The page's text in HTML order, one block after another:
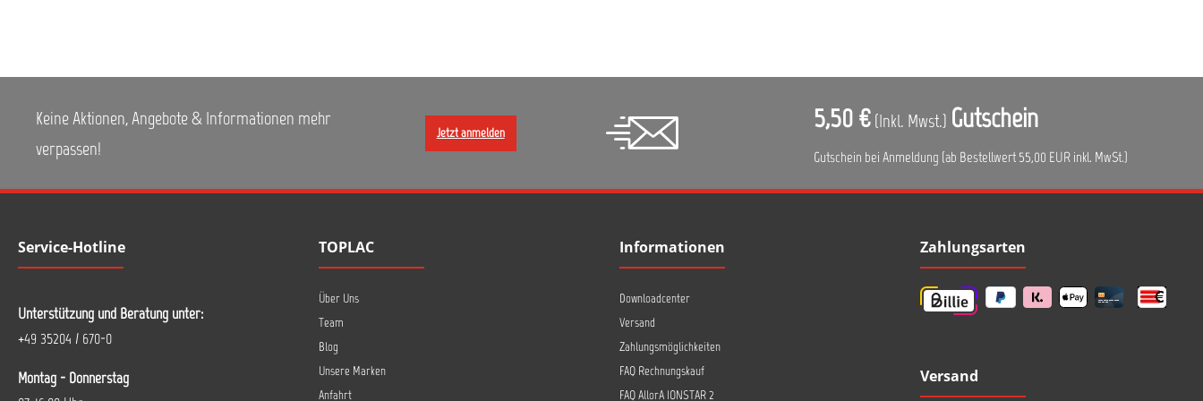
Keine Aktionen, Angebote & Informationen mehr
verpassen!
Jetzt anmelden 5,50 € (Inkl. Mwst.) Gutschein
Gutschein bei Anmeldung (ab Bestellwert 55,00 EUR inkl. MwSt.)
Service-Hotline
Unterstützung und Beratung unter:
+49 35204 / 670-0
Montag - Donnerstag
TOPLAC
Über Uns
Team
Blog
Unsere Marken
Anfahrt
Informationen
Downloadcenter
Versand
Zahlungsmöglichkeiten
FAQ Rechnungskauf
FAQ AllorA IONSTAR 2
Zahlungsarten
Versand